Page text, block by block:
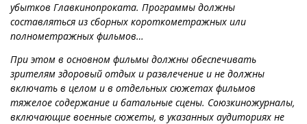
убытков Главкинопроката. Программы должны
составляться из сборных короткометражных или
полнометражных фильмов…
При этом в основном фильмы должны обеспечивать
зрителям здоровый отдых и развлечение и не должны
включать в целом и в отдельных сюжетах фильмов
тяжелое содержание и батальные сцены. Союзкиножурналы,
включающие военные сюжеты, в указанных аудиториях не